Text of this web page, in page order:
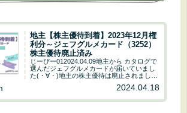
地主【株主優待到着】2023年12月権
利分～ジェフグルメカード（3252）
株主優待廃止済み
じーぴー012024.04.09地主から カタログで
選んだジェフグルメカードが届いていまし
た(・∀・)地主の株主優待は廃止されました
す(´・ω・｀)ヤフーファイナンスで地主を
2024.04.18